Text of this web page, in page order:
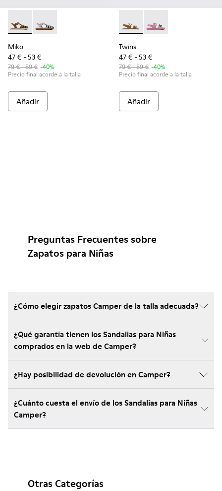
Miko - K800569-004 - Sandalia de piel marrón
Miko - K800569-003
Miko
47 € - 53 €
79 € - 89 € -40%
Precio final acorde a la talla
Añadir
Twins - K800591-002 -
Twins - K800591-001
Twins
47 € - 53 €
79 € - 89 € -40%
Precio final acorde a la talla
Añadir
Preguntas Frecuentes sobre
Zapatos para Niñas
¿Cómo elegir zapatos Camper de la talla adecuada?
¿Qué garantía tienen los Sandalias para Niñas
comprados en la web de Camper?
¿Hay posibilidad de devolución en Camper?
¿Cuánto cuesta el envío de los Sandalias para Niñas
Camper?
Otras Categorías